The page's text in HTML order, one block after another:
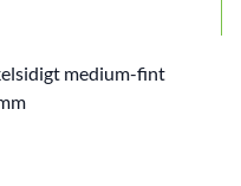
medium-fint